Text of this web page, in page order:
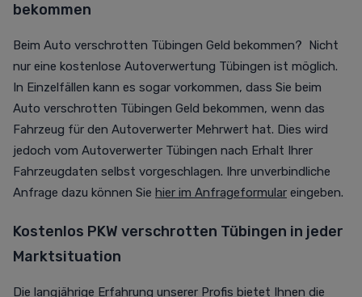
bekommen
Beim Auto verschrotten Tübingen Geld bekommen? Nicht
nur eine kostenlose Autoverwertung Tübingen ist möglich.
In Einzelfällen kann es sogar vorkommen, dass Sie beim
Auto verschrotten Tübingen Geld bekommen, wenn das
Fahrzeug für den Autoverwerter Mehrwert hat. Dies wird
jedoch vom Autoverwerter Tübingen nach Erhalt Ihrer
Fahrzeugdaten selbst vorgeschlagen. Ihre unverbindliche
Anfrage dazu können Sie hier im Anfrageformular eingeben.
Kostenlos PKW verschrotten Tübingen in jeder
Marktsituation
Die langjährige Erfahrung unserer Profis bietet Ihnen die